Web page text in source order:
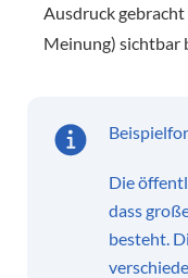
Ausdruck gebracht
Meinung) sichtbar
Die
dass
besteht.